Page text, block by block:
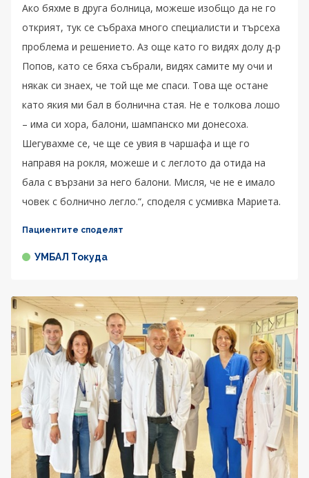
Ако бяхме в друга болница, можеше изобщо да не го
открият, тук се събраха много специалисти и търсеха
проблема и решението. Аз още като го видях долу д-р
Попов, като се бяха събрали, видях самите му очи и
някак си знаех, че той ще ме спаси. Това ще остане
като якия ми бал в болнична стая. Не е толкова лошо
– има си хора, балони, шампанско ми донесоха.
Шегувахме се, че ще се увия в чаршафа и ще го
направя на рокля, можеше и с леглото да отида на
бала с вързани за него балони. Мисля, че не е имало
човек с болнично легло.“, споделя с усмивка Мариета.
Пациентите споделят
УМБАЛ Токуда